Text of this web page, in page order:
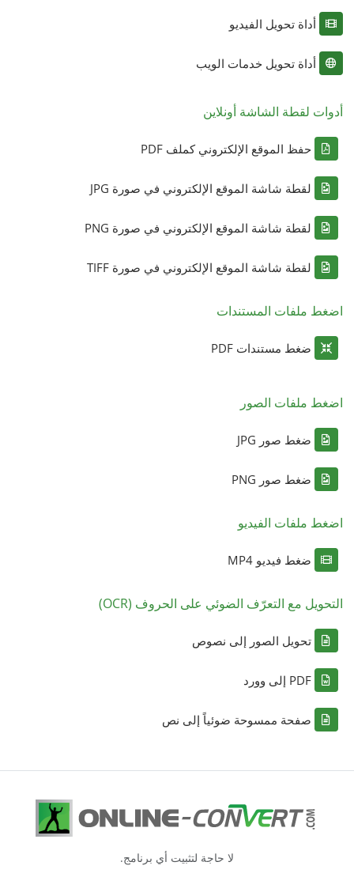
أداة تحويل الفيديو
أداة تحويل خدمات الويب
أدوات لقطة الشاشة أونلاين
حفظ الموقع الإلكتروني كملف PDF
لقطة شاشة الموقع الإلكتروني في صورة JPG
لقطة شاشة الموقع الإلكتروني في صورة PNG
لقطة شاشة الموقع الإلكتروني في صورة TIFF
اضغط ملفات المستندات
ضغط مستندات PDF
اضغط ملفات الصور
ضغط صور JPG
ضغط صور PNG
اضغط ملفات الفيديو
ضغط فيديو MP4
التحويل مع التعرّف الضوئي على الحروف (OCR)
تحويل الصور إلى نصوص
PDF إلى وورد
صفحة ممسوحة ضوئياً إلى نص
لا حاجة لتثبيت أي برنامج.